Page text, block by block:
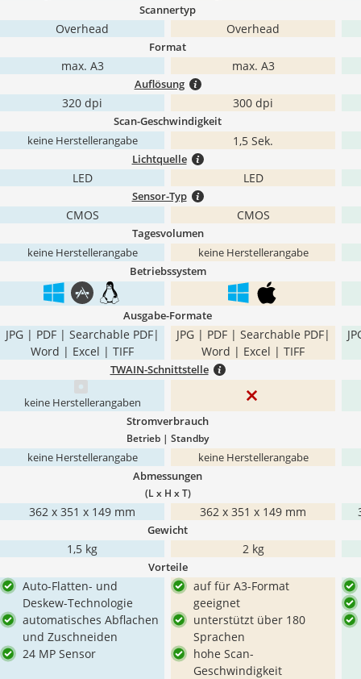
Scannertyp
Overhead Overhead
Format
max. A3 max. A3
Auflösung
320 dpi 300 dpi
Scan-Geschwindigkeit
keine Herstellerangabe 1,5 Sek.
Lichtquelle
LED LED
Sensor-Typ
CMOS CMOS
Tagesvolumen
keine Herstellerangabe keine Herstellerangabe
Betriebssystem
Ausgabe-Formate
JPG | PDF | Searchable PDF|
Word | Excel | TIFF
JPG | PDF | Searchable PDF|
Word | Excel | TIFF
TWAIN-Schnittstelle
keine Herstellerangaben
Stromverbrauch
Betrieb | Standby
keine Herstellerangabe keine Herstellerangabe
Abmessungen
(L x H x T)
362 x 351 x 149 mm 362 x 351 x 149 mm
Gewicht
1,5 kg 2 kg
Vorteile
Auto-Flatten- und
Deskew-Technologie
automatisches Abflachen
und Zuschneiden
24 MP Sensor
auf für A3-Format
geeignet
unterstützt über 180
Sprachen
hohe Scan-
Geschwindigkeit